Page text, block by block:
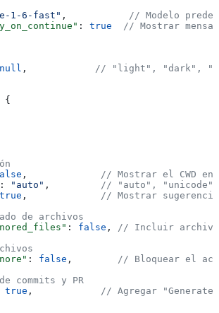
1-6-fast" ,
// Modelo
: true
// Mostrar
null ,
// "light", "dark",
{
,
// Mostrar el CWD
: "auto" ,
// "auto",
true ,
// Mostrar
de archivos
: false ,
// Incluir archivos
: false ,
// Bloquear el
commits y PR
true ,
// Agregar